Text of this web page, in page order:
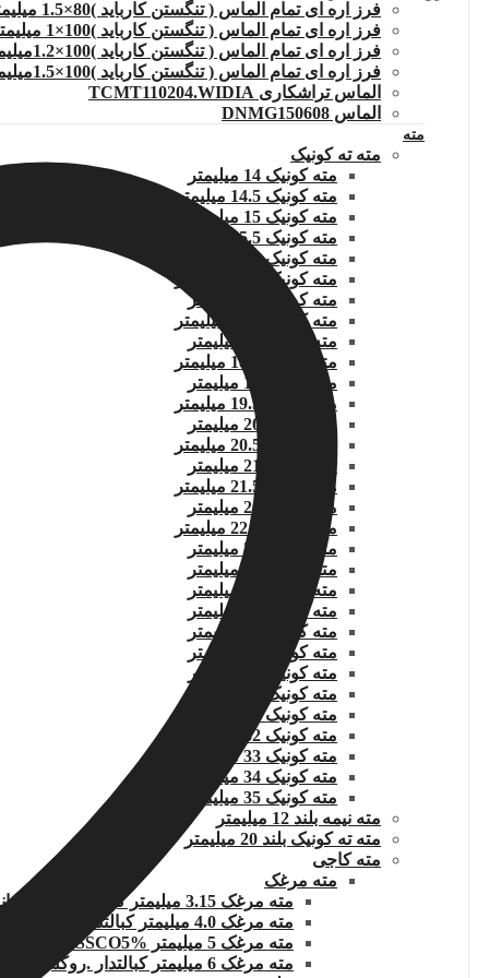
فرز اره ای تمام الماس ( تنگستن کارباید )80×1.5 میلیمتر
فرز اره ای تمام الماس ( تنگستن کارباید )100×1 میلیمتر
فرز اره ای تمام الماس ( تنگستن کارباید )100×1.2میلیمتر
فرز اره ای تمام الماس ( تنگستن کارباید )100×1.5میلیمتر
الماس تراشکاری TCMT110204.WIDIA
الماس DNMG150608
مته
مته ته کونیک
مته کونیک 14 میلیمتر
مته کونیک 14.5 میلیمتر
مته کونیک 15 میلیمتر
مته کونیک 15.5 میلیمتر
مته کونیک 16 میلیمتر
مته کونیک 16.5 میلیمتر
مته کونیک 17 میلیمتر
مته کونیک 17.5 میلیمتر
مته کونیک 18 میلیمتر
مته کونیک 18.5 میلیمتر
مته کونیک 19 میلیمتر
مته کونیک 19.5 میلیمتر
مته کونیک 20 میلیمتر
مته کونیک 21 میلیمتر
مته کونیک 21.5 میلیمتر
مته کونیک 22 میلیمتر
مته کونیک 22.5 میلیمتر
مته کونیک 23 میلیمتر
مته کونیک 24 میلیمتر
مته کونیک 25 میلیمتر
مته کونیک 26 میلیمتر
مته کونیک 27 میلیمتر
مته کونیک 28 میلیمتر
مته کونیک 29 میلیمتر
مته کونیک 30 میلیمتر
مته کونیک 31 میلیمتر
مته کونیک 32 میلمتر
مته کونیک 33 میلیمتر
مته کونیک 34 میلیمتر
مته کونیک 35 میلیمتر
مته نیمه بلند 12 میلیمتر
مته ته کونیک بلند 20 میلیمتر
مته کاجی
مته مرغک
مته مرغک 3.15 میلیمتر کبالت روکش تیتانیوم
مته مرغک 4.0 میلیمتر کبالتدار روکش تیتانیوم
مته مرغک 5 میلیمتر HSSCO5% روکش
مته مرغک 6 میلیمتر کبالتدار .روکش تیتانیوم